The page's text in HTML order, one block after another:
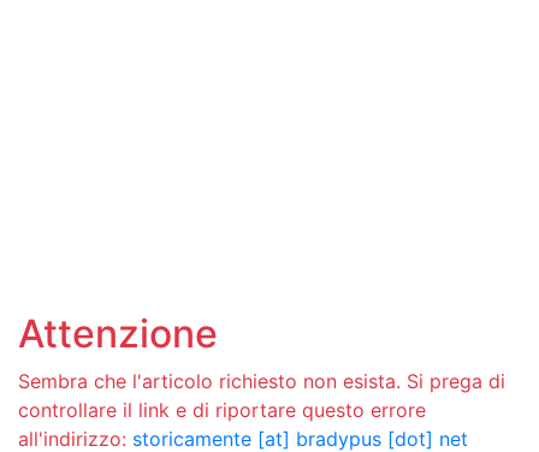
Attenzione
Sembra che l'articolo richiesto non esista. Si prega di
controllare il link e di riportare questo errore
all'indirizzo: storicamente [at] bradypus [dot] net